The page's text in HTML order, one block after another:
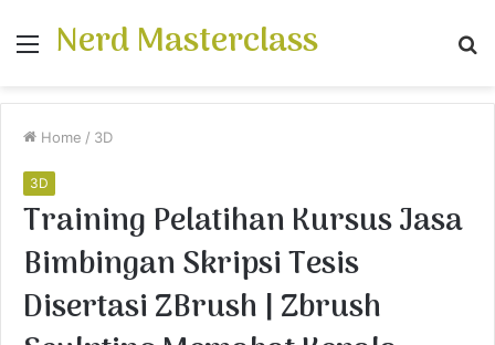
Menu
Nerd Masterclass
Home / 3D
3D
Training Pelatihan Kursus Jasa
Bimbingan Skripsi Tesis
Disertasi ZBrush | Zbrush